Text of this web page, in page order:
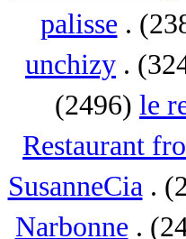
palisse .
unchizy .
(2496) le
Restaurant
SusanneCia.
Narbonne .